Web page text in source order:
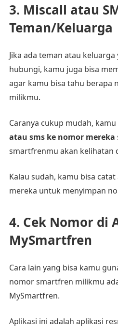
3. Miscall atau
Teman/Keluarga
Jika ada teman atau
hubungi, kamu juga bisa
agar kamu bisa tahu berapa
milikmu.
Caranya cukup mudah,
atau sms ke nomor mereka
smartfrenmu akan kelihatan
Kalau sudah, kamu bisa
mereka untuk menyimpan
4. Cek Nomor di
MySmartfren
Cara lain yang bisa kamu
nomor smartfren milikmu
MySmartfren.
Aplikasi ini adalah aplikasi